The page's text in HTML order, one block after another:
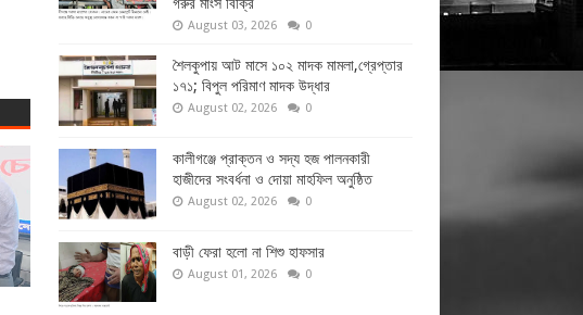
August 03, 2026 0
শৈলকুপায় আট মাসে ১০২ মাদক মামলা,গ্রেপ্তার
১৭১; বিপুল পরিমাণ মাদক উদ্ধার
August 02, 2026 0
কালীগঞ্জে প্রাক্তন ও সদ্য হজ পালনকারী
হাজীদের সংবর্ধনা ও দোয়া মাহফিল অনুষ্ঠিত
August 02, 2026 0
বাড়ী ফেরা হলো না শিশু হাফসার
August 01, 2026 0